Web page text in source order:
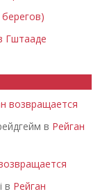
Гштааде
возвращается
в Рейган
в Рейган